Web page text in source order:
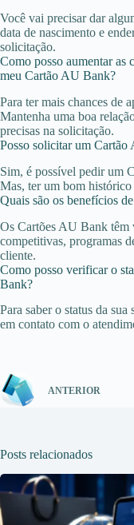
Você vai precisar dar
data de nascimento e
solicitação.
Como posso aumentar as
meu Cartão AU Bank?
Para ter mais chances de
Mantenha uma boa
precisas na solicitação.
Posso solicitar um
Sim, é possível pedir um
Mas, ter um bom
Quais são os benefícios
Os Cartões AU Bank têm
competitivas, programas
cliente.
Como posso verificar o
Bank?
Para saber o status da
em contato com o
ANTERIOR
Posts relacionados